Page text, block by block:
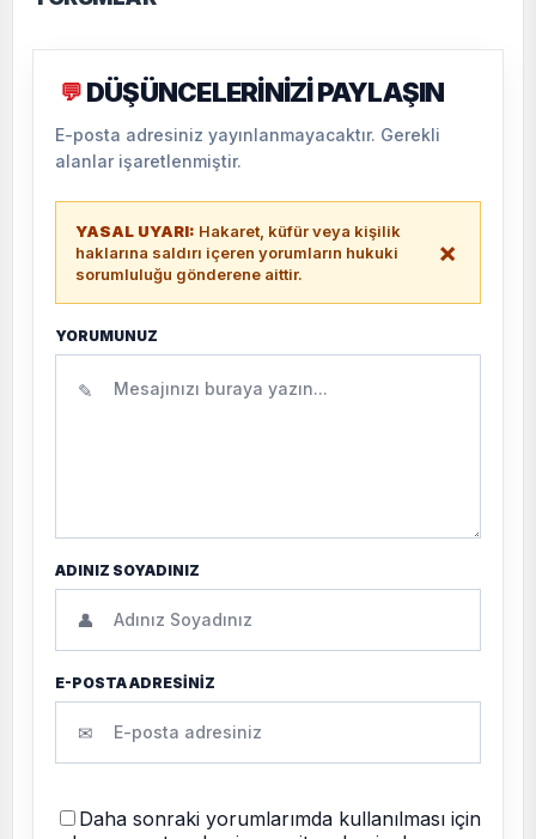
💬 DÜŞÜNCELERİNİZİ PAYLAŞIN
E-posta adresiniz yayınlanmayacaktır. Gerekli
alanlar işaretlenmiştir.
YASAL UYARI: Hakaret, küfür veya kişilik
haklarına saldırı içeren yorumların hukuki
sorumluluğu gönderene aittir.
×
YORUMUNUZ
✎
ADINIZ SOYADINIZ
👤
E-POSTA ADRESİNİZ
✉
Daha sonraki yorumlarımda kullanılması için